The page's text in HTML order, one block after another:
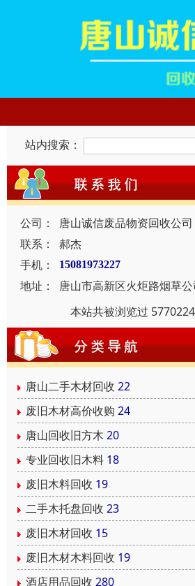
站内搜索：
公司：
唐山诚信废品物资回收公司
联系：
郝杰
手机：
15081973227
地址：
唐山市高新区火炬路烟草
本站共被浏览过
唐山二手木材回收 22
废旧木材高价收购 24
唐山回收旧方木 20
专业回收旧木料 18
废旧木料回收 19
二手木托盘回收 23
废旧木材回收 15
废旧木材木料回收 19
酒店用品回收 280